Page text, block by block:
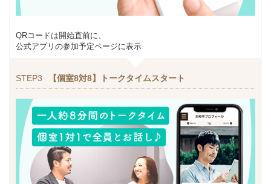
QRコードは開始直前に、
公式アプリの参加予定ページに表示
STEP3 【個室8対8】トークタイムスタート